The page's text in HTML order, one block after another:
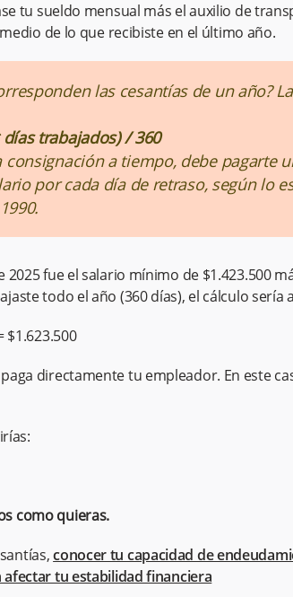
tu sueldo mensual más el auxilio de
de lo que recibiste en el último año.
las cesantías de un año?
trabajados) / 360
a tiempo, debe pagarte
por cada día de retraso, según lo
fue el salario mínimo de $1.423.500
todo el año (360 días), el cálculo sería
$1.623.500
directamente tu empleador. En este
como quieras.
conocer tu capacidad de
tu estabilidad financiera